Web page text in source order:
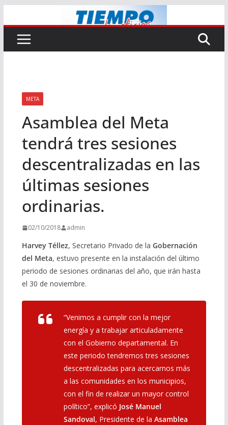
al
contenido
META
Asamblea del Meta
tendrá tres sesiones
descentralizadas en las
últimas sesiones
ordinarias.
02/10/2018 admin
Harvey Téllez, Secretario Privado de la Gobernación
del Meta, estuvo presente en la instalación del último
periodo de sesiones ordinarias del año, que irán hasta
el 30 de noviembre.
“Venimos a cumplir con la mejor
energía y a trabajar articuladamente
con el Gobierno departamental. En
este periodo tendremos tres sesiones
descentralizadas para acercarnos más
a las comunidades en los municipios,
con el fin de realizar un mayor control
político”, explicó José Manuel
Sandoval, Presidente de la Asamblea